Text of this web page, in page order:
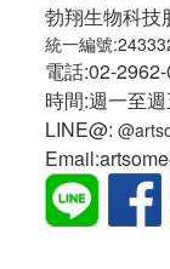
勃翔生物科技
統一編號
電話:02-
時間:週一至
LINE@: